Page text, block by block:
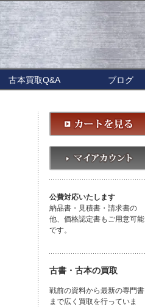
古本買取Q&A ブログ
公費対応いたします
納品書・見積書・請求書の
他、価格認定書もご用意可能
です。
古書・古本の買取
戦前の資料から最新の専門書
まで広く買取を行っていま